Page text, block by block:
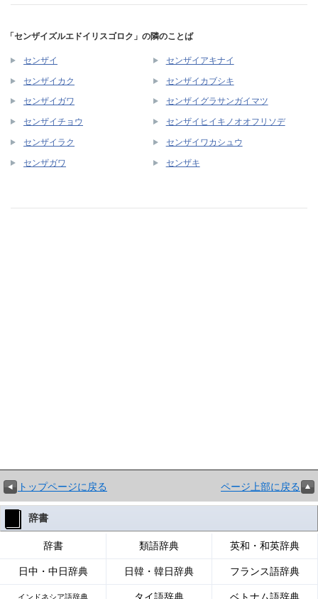
「センザイズルエドイリスゴロク」の隣のことば
センザイ センザイアキナイ
センザイカク センザイカブシキ
センザイガワ センザイグラサンガイマツ
センザイチョウ センザイヒイキノオオフリソデ
センザイラク センザイワカシュウ
センザガワ センザキ
トップページに戻る ページ上部に戻る
辞書
辞書 類語辞典 英和・和英辞典
日中・中日辞典 日韓・韓日辞典 フランス語辞典
インドネシア語辞典